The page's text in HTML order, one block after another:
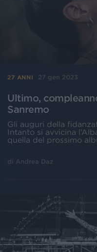
27 ANNI 27 gen 2023
Ultimo,
Sanremo
Gli auguri della
Intanto si avvicina
quella del prossimo
di Andrea Daz